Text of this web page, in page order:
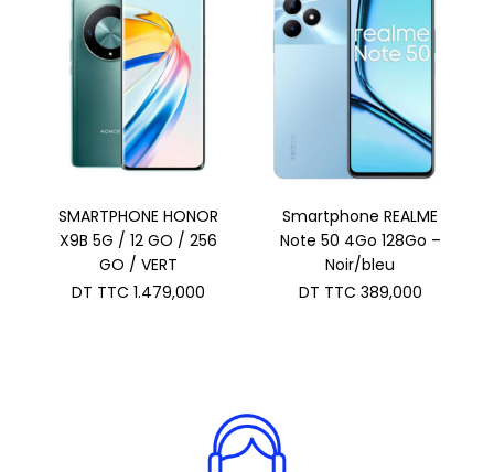
TTC 559,000
SMARTPHONE HONOR
X9B 5G / 12 GO / 256
GO / VERT
DT TTC 1.479,000
Smartphone REALME
Note 50 4Go 128Go –
Noir/bleu
DT TTC 389,000